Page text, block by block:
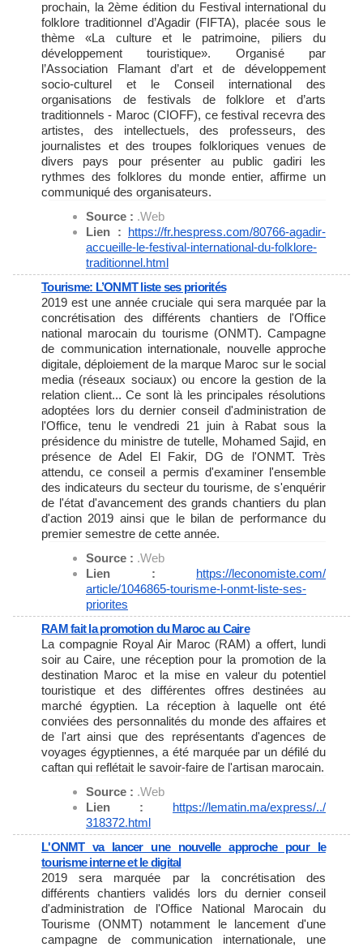
prochain, la 2ème édition du Festival international du
folklore traditionnel d’Agadir (FIFTA), placée sous le
thème «La culture et le patrimoine, piliers du
développement touristique». Organisé par
l’Association Flamant d’art et de développement
socio-culturel et le Conseil international des
organisations de festivals de folklore et d’arts
traditionnels - Maroc (CIOFF), ce festival recevra des
artistes, des intellectuels, des professeurs, des
journalistes et des troupes folkloriques venues de
divers pays pour présenter au public gadiri les
rythmes des folklores du monde entier, affirme un
communiqué des organisateurs.
Source : .Web
Lien : https://fr.hespress.com/80766-agadir-
accueille-le-festival-international-du-folklore-
traditionnel.html
Tourisme: L’ONMT liste ses priorités
2019 est une année cruciale qui sera marquée par la
concrétisation des différents chantiers de l'Office
national marocain du tourisme (ONMT). Campagne
de communication internationale, nouvelle approche
digitale, déploiement de la marque Maroc sur le social
media (réseaux sociaux) ou encore la gestion de la
relation client... Ce sont là les principales résolutions
adoptées lors du dernier conseil d'administration de
l'Office, tenu le vendredi 21 juin à Rabat sous la
présidence du ministre de tutelle, Mohamed Sajid, en
présence de Adel El Fakir, DG de l'ONMT. Très
attendu, ce conseil a permis d'examiner l'ensemble
des indicateurs du secteur du tourisme, de s'enquérir
de l'état d'avancement des grands chantiers du plan
d'action 2019 ainsi que le bilan de performance du
premier semestre de cette année.
Source : .Web
Lien : https://leconomiste.com/
article/1046865-tourisme-l-onmt-liste-ses-
priorites
RAM fait la promotion du Maroc au Caire
La compagnie Royal Air Maroc (RAM) a offert, lundi
soir au Caire, une réception pour la promotion de la
destination Maroc et la mise en valeur du potentiel
touristique et des différentes offres destinées au
marché égyptien. La réception à laquelle ont été
conviées des personnalités du monde des affaires et
de l'art ainsi que des représentants d'agences de
voyages égyptiennes, a été marquée par un défilé du
caftan qui reflétait le savoir-faire de l'artisan marocain.
Source : .Web
Lien : https://lematin.ma/express/../
318372.html
L'ONMT va lancer une nouvelle approche pour le
tourisme interne et le digital
2019 sera marquée par la concrétisation des
différents chantiers validés lors du dernier conseil
d'administration de l'Office National Marocain du
Tourisme (ONMT) notamment le lancement d'une
campagne de communication internationale, une